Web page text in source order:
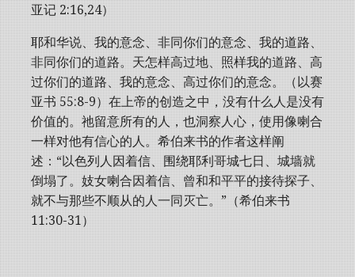
亚记 2:16,24）
耶和华说、我的意念、非同你们的意念、我的道路、
非同你们的道路。天怎样高过地、照样我的道路、高
过你们的道路、我的意念、高过你们的意念。（以赛
亚书 55:8-9）在​上帝的创造之中，没有​什么​人​是​没有​
价值​的。祂留意​​所有​的人，也​洞察人心，使用​像​喇合​
一样​对​他​有​信心​的​人。希伯来书的作者这样阐
述：“以色列人因着信、围绕耶利哥城七日、城墙就
倒塌了。妓女喇合因着信、曾和和平平的接待探子、
就不与那些不顺从的人一同灭亡。”（希伯来书
11:30-31）